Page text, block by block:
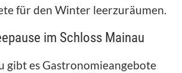
für den Winter leerzuräumen.
im Schloss Mainau
gibt es Gastronomieangebote